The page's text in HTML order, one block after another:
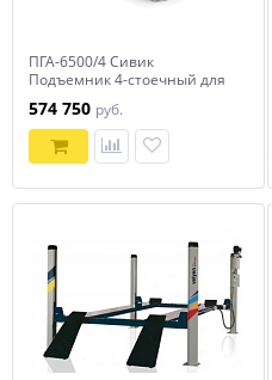
ПГА-6500/4 Сивик
Подъемник 4-стоечный для
574 750 руб.